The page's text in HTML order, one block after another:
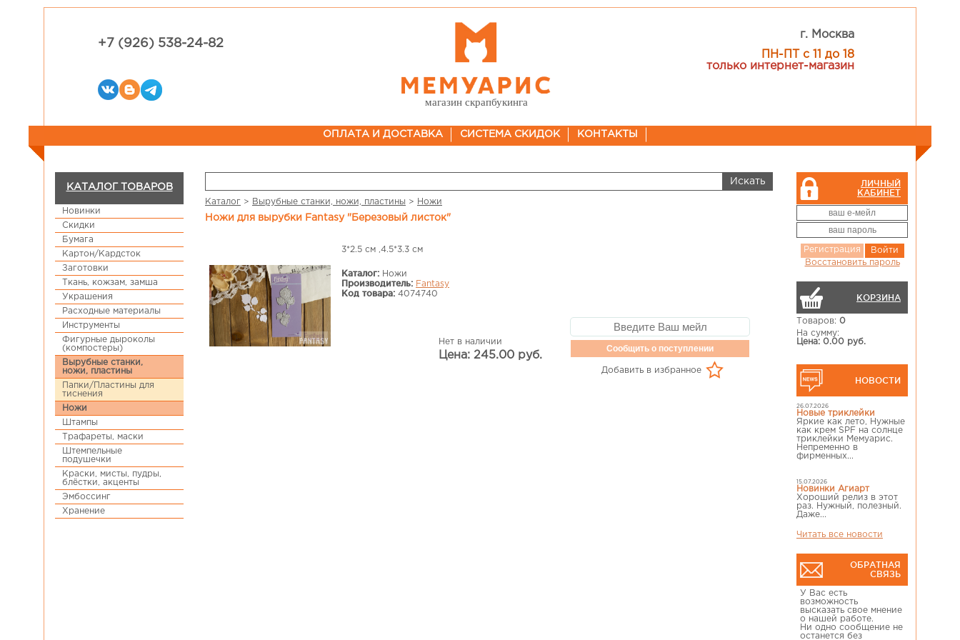
+7 (926) 538-24-82
магазин скрапбукинга
г. Москва
ПН-ПТ с 11 до 18
только интернет-магазин
ОПЛАТА И ДОСТАВКА СИСТЕМА СКИДОК КОНТАКТЫ
КАТАЛОГ ТОВАРОВ
Новинки
Скидки
Бумага
Картон/Кардсток
Заготовки
Ткань, кожзам, замша
Украшения
Расходные материалы
Инструменты
Фигурные дыроколы
(компостеры)
Вырубные станки,
ножи, пластины
Папки/Пластины для
тиснения
Ножи
Штампы
Трафареты, маски
Штемпельные
подушечки
Краски, мисты, пудры,
блёстки, акценты
Эмбоссинг
Хранение
ЛИЧНЫЙ
КАБИНЕТ
Регистрация
Войти
Восстановить пароль
КОРЗИНА
Товаров: 0
На сумму:
Цена: 0.00 руб.
НОВОСТИ
26.07.2026
Новые триклейки
Яркие как лето, Нужные
как крем SPF на солнце
триклейки Мемуарис.
Непременно в
фирменных...
15.07.2026
Новинки Агиарт
Хороший релиз в этот
раз. Нужный, полезный.
Даже...
Читать все новости
ОБРАТНАЯ
СВЯЗЬ
У Вас есть
возможность
высказать свое мнение
о нашей работе.
Ни одно сообщение не
останется без
Каталог > Вырубные станки, ножи, пластины > Ножи
Ножи для вырубки Fantasy "Березовый листок"
3*2.5 см ,4.5*3.3 см
Каталог: Ножи
Производитель: Fantasy
Код товара: 4074740
Нет в наличии
Цена: 245.00 руб.
Сообщить о поступлении
Добавить в избранное